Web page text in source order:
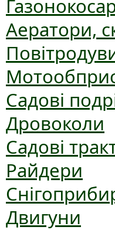
Аератори,
Садові
Дровоколи
Садові
Райдери
Двигуни